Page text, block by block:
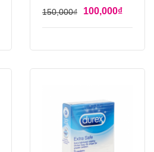
150,000₫ 100,000₫